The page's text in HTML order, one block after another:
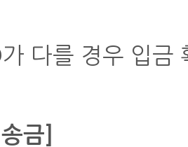
다를 경우 입금
금]